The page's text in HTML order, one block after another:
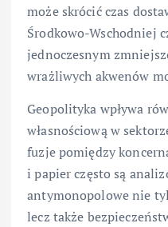
może skrócić czas
Środkowo-Wschodniej
jednoczesnym
wrażliwych akwenów
Geopolityka wpływa
własnościową w
fuzje pomiędzy
i papier często są
antymonopolowe nie
lecz także